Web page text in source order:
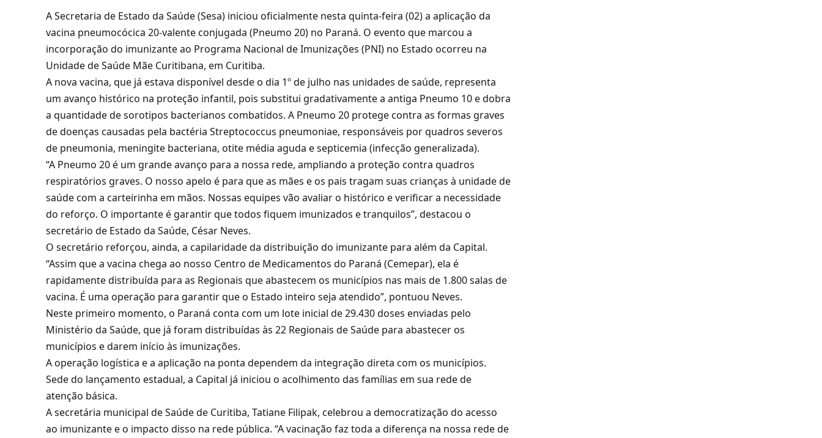
A Secretaria de Estado da Saúde (Sesa) iniciou oficialmente nesta quinta-feira (02) a aplicação da
vacina pneumocócica 20-valente conjugada (Pneumo 20) no Paraná. O evento que marcou a
incorporação do imunizante ao Programa Nacional de Imunizações (PNI) no Estado ocorreu na
Unidade de Saúde Mãe Curitibana, em Curitiba.
A nova vacina, que já estava disponível desde o dia 1º de julho nas unidades de saúde, representa
um avanço histórico na proteção infantil, pois substitui gradativamente a antiga Pneumo 10 e dobra
a quantidade de sorotipos bacterianos combatidos. A Pneumo 20 protege contra as formas graves
de doenças causadas pela bactéria Streptococcus pneumoniae, responsáveis por quadros severos
de pneumonia, meningite bacteriana, otite média aguda e septicemia (infecção generalizada).
“A Pneumo 20 é um grande avanço para a nossa rede, ampliando a proteção contra quadros
respiratórios graves. O nosso apelo é para que as mães e os pais tragam suas crianças à unidade de
saúde com a carteirinha em mãos. Nossas equipes vão avaliar o histórico e verificar a necessidade
do reforço. O importante é garantir que todos fiquem imunizados e tranquilos”, destacou o
secretário de Estado da Saúde, César Neves.
O secretário reforçou, ainda, a capilaridade da distribuição do imunizante para além da Capital.
“Assim que a vacina chega ao nosso Centro de Medicamentos do Paraná (Cemepar), ela é
rapidamente distribuída para as Regionais que abastecem os municípios nas mais de 1.800 salas de
vacina. É uma operação para garantir que o Estado inteiro seja atendido”, pontuou Neves.
Neste primeiro momento, o Paraná conta com um lote inicial de 29.430 doses enviadas pelo
Ministério da Saúde, que já foram distribuídas às 22 Regionais de Saúde para abastecer os
municípios e darem início às imunizações.
A operação logística e a aplicação na ponta dependem da integração direta com os municípios.
Sede do lançamento estadual, a Capital já iniciou o acolhimento das famílias em sua rede de
atenção básica.
A secretária municipal de Saúde de Curitiba, Tatiane Filipak, celebrou a democratização do acesso
ao imunizante e o impacto disso na rede pública. “A vacinação faz toda a diferença na nossa rede de